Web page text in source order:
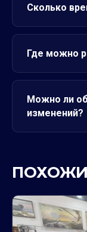
Сколько
Где можно
Можно ли
изменений?